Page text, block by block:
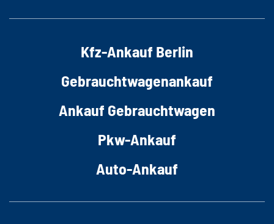
Kfz-Ankauf Berlin
Gebrauchtwagenankauf
Ankauf Gebrauchtwagen
Pkw-Ankauf
Auto-Ankauf